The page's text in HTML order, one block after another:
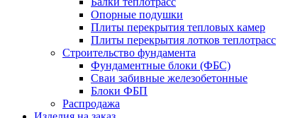
Опорные подушки
Плиты перекрытия тепловых камер
Плиты перекрытия лотков теплотрасс
Строительство фундамента
Фундаментные блоки (ФБС)
Сваи забивные железобетонные
Блоки ФБП
Распродажа